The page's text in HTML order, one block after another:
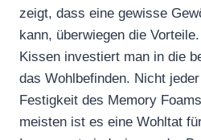
zeigt, dass eine gewisse
kann, überwiegen die
Kissen investiert man in die
das Wohlbefinden. Nicht
Festigkeit des Memory
meisten ist es eine Wohltat